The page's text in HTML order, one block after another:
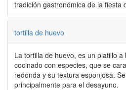
tradición gastronómica de la fiesta
tortilla de huevo
La tortilla de huevo, es un platillo
cocinado con especies, que se
redonda y su textura esponjosa.
principalmente para el desayuno.